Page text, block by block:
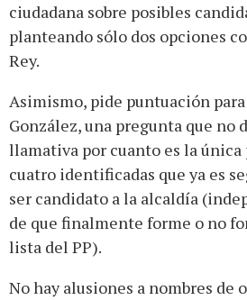
ciudadana sobre posibles
planteando sólo dos opciones
Rey.
Asimismo, pide puntuación para
González, una pregunta que no
llamativa por cuanto es la única
cuatro identificadas que ya es
ser candidato a la alcaldía
de que finalmente forme o no
lista del PP).
No hay alusiones a nombres de